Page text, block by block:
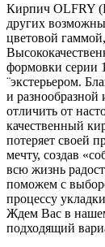
Кирпич OLFRY
других
цветовой
формовки серии
¨экстерьером.
и разнообразной
отличить от
качественный
потеряет своей
мечту, создав
всю жизнь
поможем с
процессу
Ждем Вас в
подходящий